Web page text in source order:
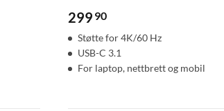
299 90
Støtte for 4K/60 Hz
USB-C 3.1
For laptop, nettbrett og mobil